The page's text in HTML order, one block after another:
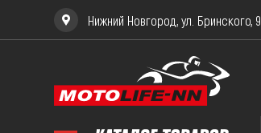
Нижний Новгород, ул. Бринского, 9